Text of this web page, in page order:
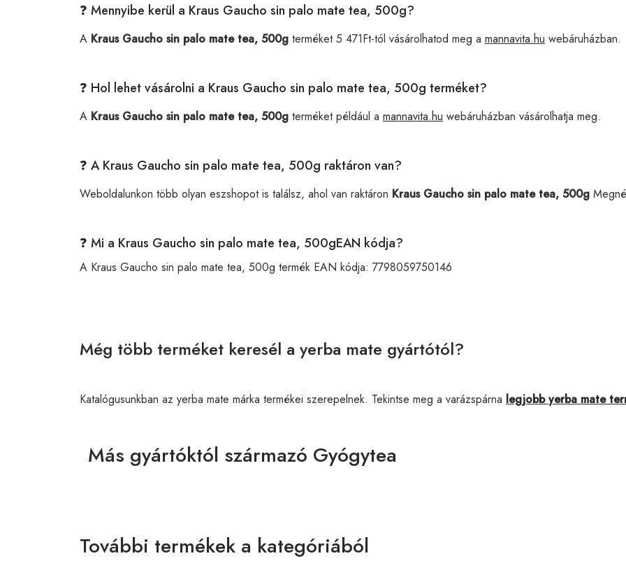
❓ Mennyibe kerül a Kraus Gaucho sin palo mate tea, 500g?
A Kraus Gaucho sin palo mate tea, 500g terméket 5 471Ft-tól vásárolhatod meg a mannavita.hu webáruházban.
❓ Hol lehet vásárolni a Kraus Gaucho sin palo mate tea, 500g terméket?
A Kraus Gaucho sin palo mate tea, 500g terméket például a mannavita.hu webáruházban vásárolhatja meg.
❓ A Kraus Gaucho sin palo mate tea, 500g raktáron van?
Weboldalunkon több olyan eszshopot is találsz, ahol van raktáron Kraus Gaucho sin palo mate tea, 500g
❓ Mi a Kraus Gaucho sin palo mate tea, 500gEAN kódja?
A Kraus Gaucho sin palo mate tea, 500g termék EAN kódja: 7798059750146
Még több terméket keresél a yerba mate gyártótól?
Katalógusunkban az yerba mate márka termékei szerepelnek. Tekintse meg a varázspárna legjobb yerba mate
Más gyártóktól származó Gyógytea
További termékek a kategóriából